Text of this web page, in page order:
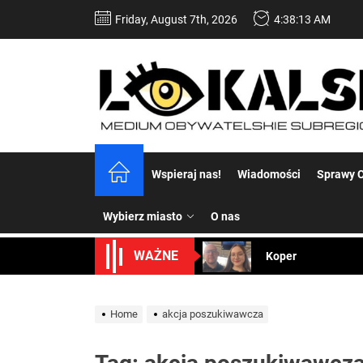
Friday, August 7th, 2026 4:38:14 AM
Wspieraj nas! Wiadomości Sprawy
Wybierz miasto O nas
WAŻNE
Dość
Uwaga Dębieńsko
Home akcja poszukiwawcza